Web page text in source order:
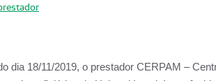
dia 18/11/2019, o prestador CERPAM –